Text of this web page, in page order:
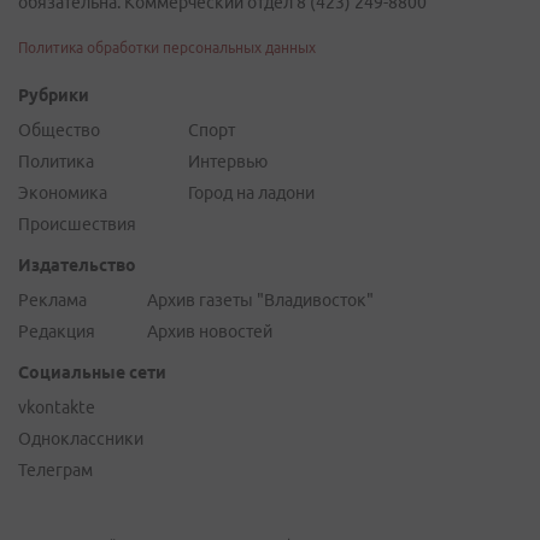
Политика обработки персональных данных
Рубрики
Общество
Политика
Экономика
Происшествия
Спорт
Интервью
Город на ладони
Издательство
Реклама
Редакция
Архив газеты "Владивосток"
Архив новостей
Социальные сети
vkontakte
Одноклассники
Телеграм